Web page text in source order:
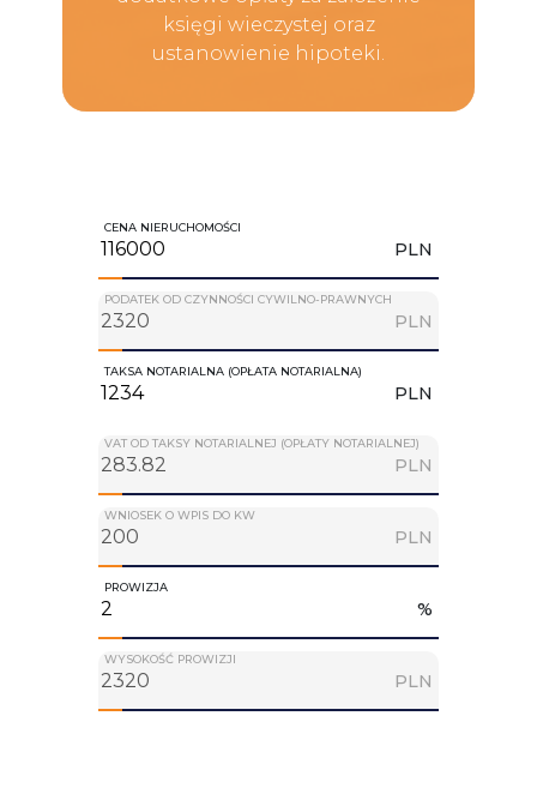
księgi wieczystej oraz
ustanowienie hipoteki.
CENA NIERUCHOMOŚCI
PLN
PODATEK OD CZYNNOŚCI CYWILNO-PRAWNYCH
PLN
TAKSA NOTARIALNA (OPŁATA NOTARIALNA)
PLN
VAT OD TAKSY NOTARIALNEJ (OPŁATY NOTARIALNEJ)
PLN
WNIOSEK O WPIS DO KW
PLN
PROWIZJA
%
WYSOKOŚĆ PROWIZJI
PLN